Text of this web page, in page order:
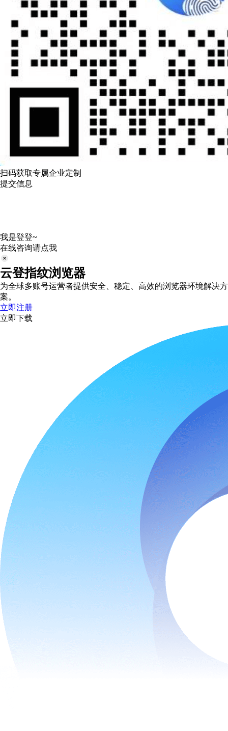
扫码获取专属企业定制
提交信息
我是登登~
在线咨询请点我
云登指纹浏览器
为全球多账号运营者提供安全、稳定、高效的浏览器环境解决方
案。
立即注册
立即下载